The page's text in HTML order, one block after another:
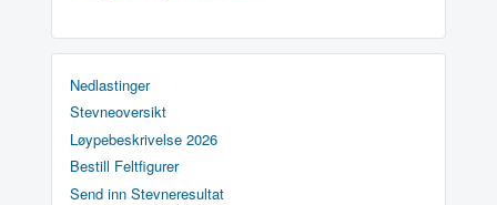
Nedlastinger
Stevneoversikt
Løypebeskrivelse 2026
Bestill Feltfigurer
Send inn Stevneresultat